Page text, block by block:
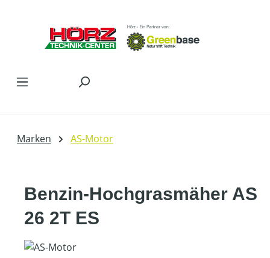
Marken AS-Motor
Benzin-Hochgrasmäher AS
26 2T ES